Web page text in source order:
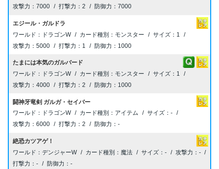
7000
2 7000
エジール・ガルドラ
ドラゴンW
モンスター
1
5000
1 1000
たまには本気のガルバード
ドラゴンW
モンスター
1
4000
2 1000
闘神牙竜剣 ガルガ・セイバー
ドラゴンW
アイテム
-
6000
2 -
絶恐カツアゲ！
デンジャーW
魔法 -
-
-
-